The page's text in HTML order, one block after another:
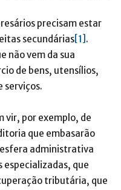
precisam estar
secundárias [1] .
não vem da sua
de bens, utensílios,
serviços.
vir, por exemplo, de
que embasarão
administrativa
especializadas, que
tributária, que